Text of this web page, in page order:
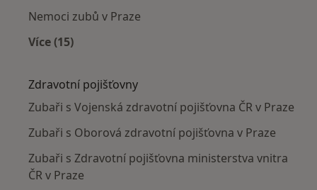
Nemoci zubů v Praze
Více (15)
Zdravotní pojišťovny
Zubaři s Vojenská zdravotní pojišťovna ČR v Praze
Zubaři s Oborová zdravotní pojišťovna v Praze
Zubaři s Zdravotní pojišťovna ministerstva vnitra
ČR v Praze